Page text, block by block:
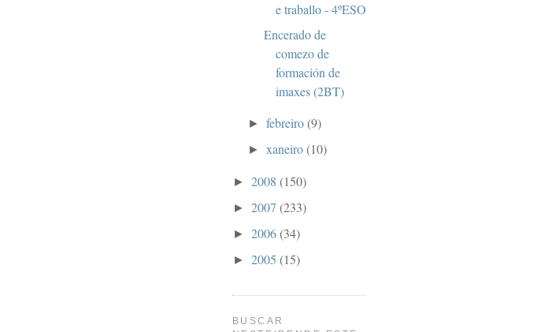
e traballo - 4ºESO
Encerado de
comezo de
formación de
imaxes (2BT)
►febreiro(9)
►xaneiro(10)
► 2008 (150)
► 2007 (233)
► 2006(34)
► 2005 (15)
BUSCAR